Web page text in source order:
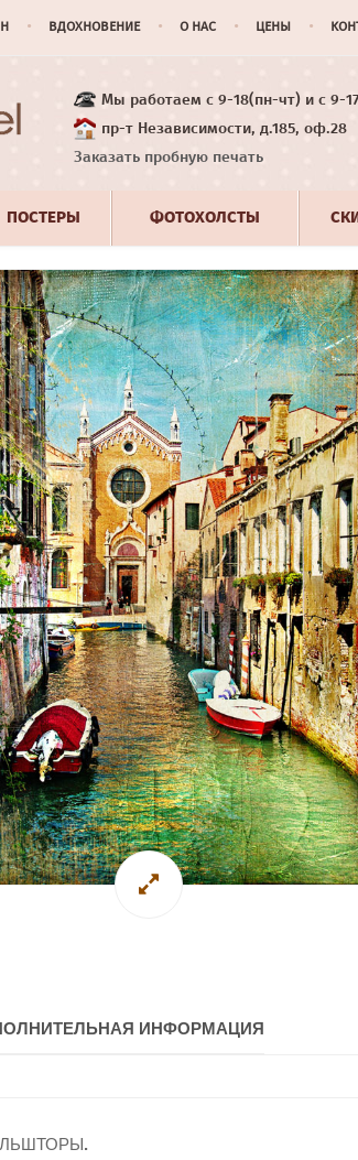
ВДОХНОВЕНИЕ О НАС ЦЕНЫ
Мы работаем с 9-18(пн-чт) и с 9-
пр-т Независимости, д.185, оф.28
Заказать пробную печать
ПОСТЕРЫ ФОТОХОЛСТЫ
ИНФОРМАЦИЯ
.